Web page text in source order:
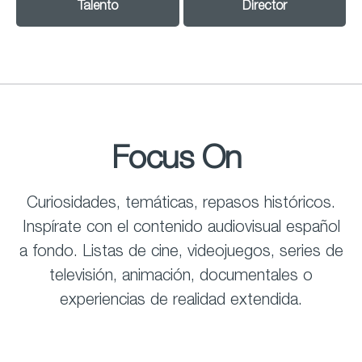
Talento Director
Focus On
Curiosidades, temáticas, repasos históricos.
Inspírate con el contenido audiovisual español
a fondo. Listas de cine, videojuegos, series de
televisión, animación, documentales o
experiencias de realidad extendida.